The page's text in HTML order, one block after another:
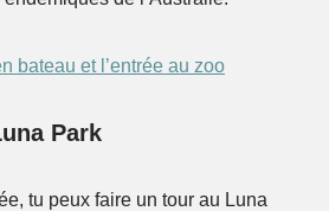
bateau et l’entrée au zoo
Park
tu peux faire un tour au Luna